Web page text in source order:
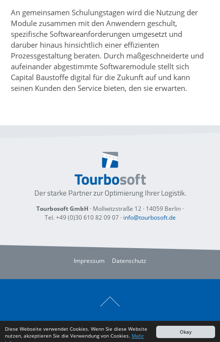
Okay
Diese Webseite verwendet Cookies. Wenn Sie diese Website
nutzen, akzeptieren Sie die Verwendung von Cookies. Mehr
An gemeinsamen Schulungstagen wird die Nutzung der
Module zusammen mit den Anwendern geschult,
spezifische Softwareanforderungen umgesetzt und
darüber hinaus hinsichtlich einer effizienten
Prozessgestaltung beraten. Durch maßgeschneiderte und
aufeinander abgestimmte Softwaremodule stellt sich
Capital Baustoffe digital für die Zukunft auf und kann
seinen Kunden den Service bieten, den sie erwarten.
Der starke Partner zur OptimierungIhrer Logistik.
Tourbosoft GmbH · Mollwitzstraße 12 · 14059 Berlin ·
Tel. +49 (0)30 610 82 09 07· info@tourbosoft.de
Impressum Datenschutz